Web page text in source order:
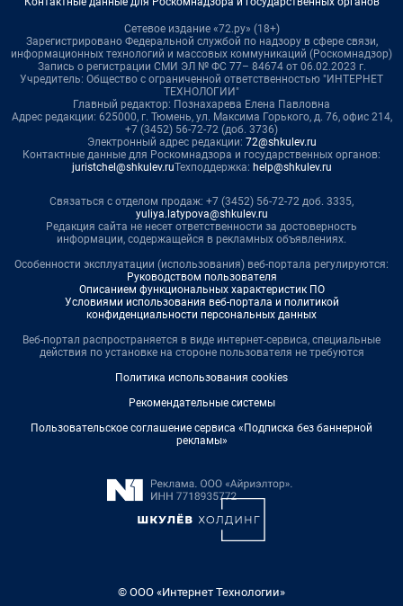
Сетевое издание «72.ру» (18+)
Зарегистрировано Федеральной службой по надзору в сфере связи,
информационных технологий и массовых коммуникаций (Роскомнадзор)
Запись о регистрации СМИ ЭЛ № ФС 77– 84674 от 06.02.2023 г.
Учредитель: Общество с ограниченной ответственностью "ИНТЕРНЕТ
ТЕХНОЛОГИИ"
Главный редактор: Познахарева Елена Павловна
Адрес редакции: 625000, г. Тюмень, ул. Максима Горького, д. 76, офис 214,
+7 (3452) 56-72-72 (доб. 3736)
Электронный адрес редакции: 72@shkulev.ru
Контактные данные для Роскомнадзора и государственных органов:
juristchel@shkulev.ruТехподдержка: help@shkulev.ru
Связаться с отделом продаж: +7 (3452) 56-72-72 доб. 3335,
yuliya.latypova@shkulev.ru
Редакция сайта не несет ответственности за достоверность
информации, содержащейся в рекламных объявлениях.
Особенности эксплуатации (использования) веб-портала регулируются:
Руководством пользователя
Описанием функциональных характеристик ПО
Условиями использования веб-портала и политикой
конфиденциальности персональных данных
Веб-портал распространяется в виде интернет-сервиса, специальные
действия по установке на стороне пользователя не требуются
Политика использования cookies
Рекомендательные системы
Пользовательское соглашение сервиса «Подписка без баннерной
рекламы»
© ООО «Интернет Технологии»